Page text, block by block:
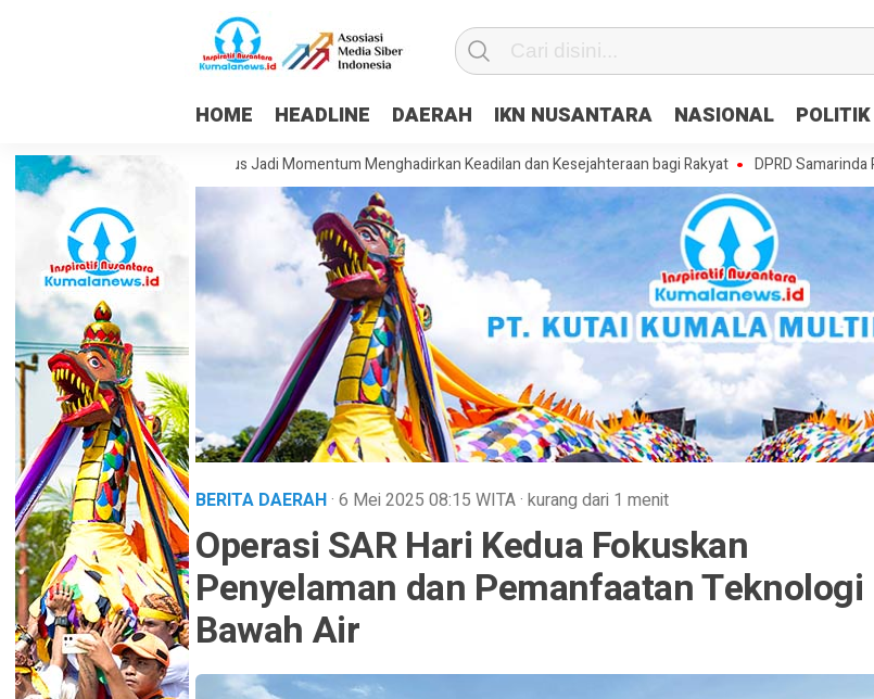
HOME HEADLINE DAERAH IKN NUSANTARA NASIONAL POLITIK
HUT ke-81 RI Harus Jadi Momentum Menghadirkan Keadilan dan Kesejahteraan bagi Rakyat DPRD Samarinda
BERITA DAERAH· 6 Mei 2025 08:15 WITA· kurang dari 1 menit
Operasi SAR Hari Kedua Fokuskan
Penyelaman dan Pemanfaatan Teknologi
Bawah Air